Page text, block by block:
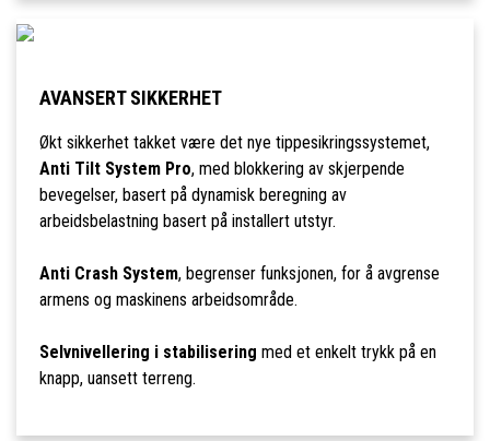
AVANSERT SIKKERHET
Økt sikkerhet takket være det nye tippesikringssystemet,
Anti Tilt System Pro, med blokkering av skjerpende
bevegelser, basert på dynamisk beregning av
arbeidsbelastning basert på installert utstyr.
Anti Crash System, begrenser funksjonen, for å avgrense
armens og maskinens arbeidsområde.
Selvnivellering i stabilisering med et enkelt trykk på en
knapp, uansett terreng.